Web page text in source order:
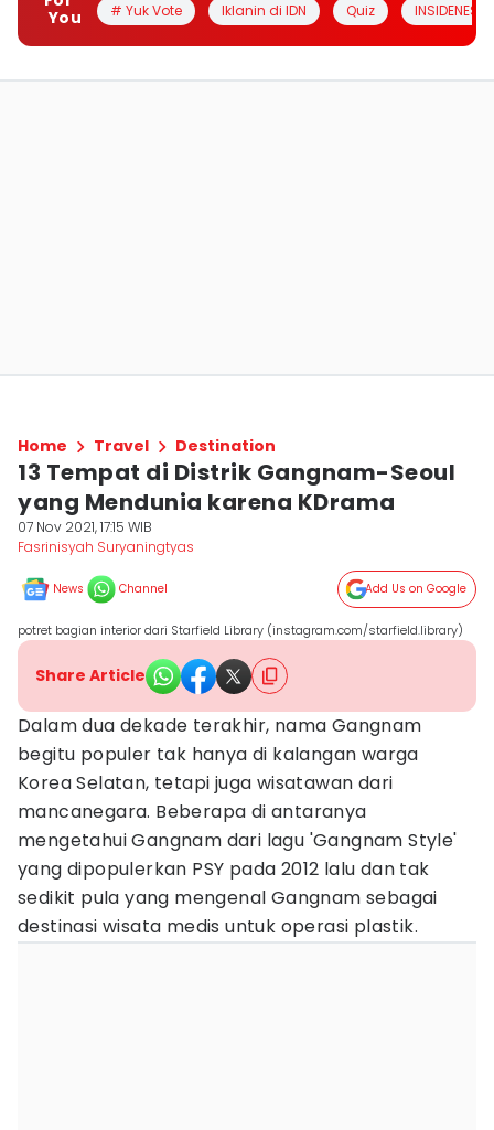
You
# Yuk Vote Iklanin di IDN Quiz INSIDENESIA
Home Travel Destination
13 Tempat di Distrik Gangnam-Seoul
yang Mendunia karena KDrama
07 Nov 2021, 17:15 WIB
Fasrinisyah Suryaningtyas
News Channel Add Us on Google
potret bagian interior dari Starfield Library (instagram.com/starfield.library)
Share Article
Dalam dua dekade terakhir, nama Gangnam
begitu populer tak hanya di kalangan warga
Korea Selatan, tetapi juga wisatawan dari
mancanegara. Beberapa di antaranya
mengetahui Gangnam dari lagu 'Gangnam Style'
yang dipopulerkan PSY pada 2012 lalu dan tak
sedikit pula yang mengenal Gangnam sebagai
destinasi wisata medis untuk operasi plastik.